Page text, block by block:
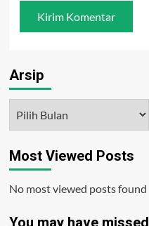
Arsip
Most Viewed Posts
No most viewed posts found
You may have missed